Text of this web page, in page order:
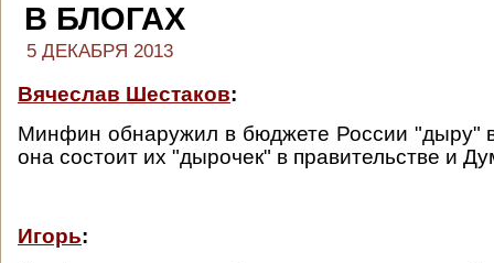
В БЛОГАХ
5 ДЕКАБРЯ 2013
Вячеслав Шестаков:
Минфин обнаружил в бюджете России "дыру"
она состоит их "дырочек" в правительстве и
Игорь: